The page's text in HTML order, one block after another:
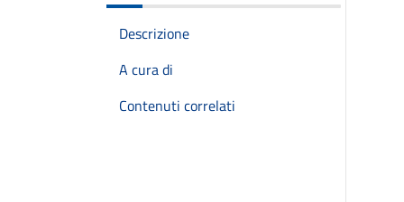
Descrizione
A cura di
Contenuti correlati